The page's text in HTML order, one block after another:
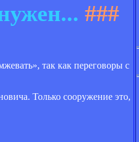
###
так как переговоры с
Только сооружение это,